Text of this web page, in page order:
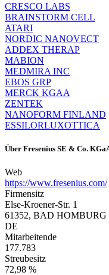
CRESCO LABS
BRAINSTORM CELL
ATARI
NORDIC NANOVECT
ADDEX THERAP
MABION
MEDMIRA INC
EBOS GRP
MERCK KGAA
ZENTEK
NANOFORM FINLAND
ESSILORLUXOTTICA
Über Fresenius SE & Co.
Web
https://www.fresenius.com/
Firmensitz
Else-Kroener-Str. 1
61352, BAD HOMBURG
DE
Mitarbeitende
177.783
Streubesitz
72,98 %